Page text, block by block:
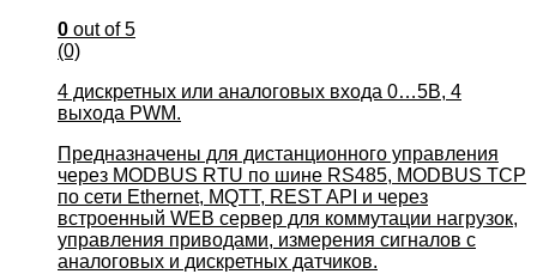
0 out of 5
(0)
4 дискретных или аналоговых входа 0…5В, 4
выхода PWM.
Предназначены для дистанционного управления
через MODBUS RTU по шине RS485, MODBUS TCP
по сети Ethernet, MQTT, REST API и через
встроенный WEB сервер для коммутации нагрузок,
управления приводами, измерения сигналов с
аналоговых и дискретных датчиков.